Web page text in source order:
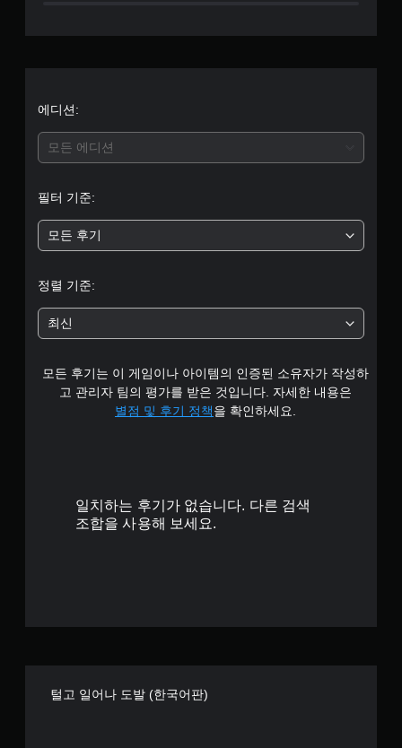
평
균
.
6
개
에디션:
모든 에디션
필터 기준:
모든 후기
정렬 기준:
최신
모든 후기는 이 게임이나 아이템의 인증된 소유자가 작성하
고 관리자 팀의 평가를 받은 것입니다. 자세한 내용은
별점 및 후기 정책을 확인하세요.
일치하는 후기가 없습니다. 다른 검색
조합을 사용해 보세요.
털고 일어나 도발 (한국어판)